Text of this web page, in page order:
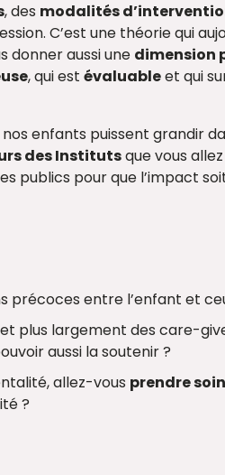
, des modalités
C’est une théorie qui
donner aussi une dimension
, qui estévaluableet qui
enfants puissent grandir
des Institutsque vous
publics pour que l’impact
précoces entre l’enfant et
plus largement des care-
aussi la soutenir ?
allez-vous prendre soin
?